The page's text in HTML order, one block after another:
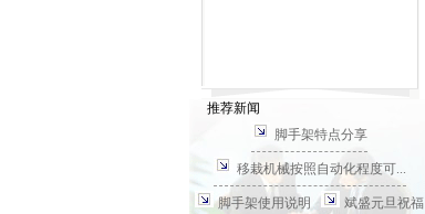
推荐新闻
脚手架特点分享
移栽机械按照自动化程度可...
脚手架使用说明 斌盛元旦祝福